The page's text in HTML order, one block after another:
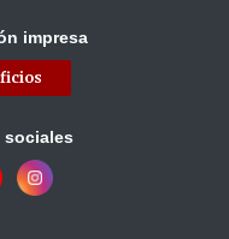
impresa
sociales